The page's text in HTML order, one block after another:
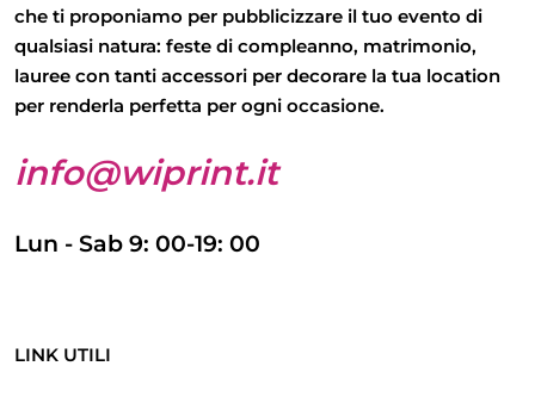
che ti proponiamo per pubblicizzare il tuo evento di
qualsiasi natura: feste di compleanno, matrimonio,
lauree con tanti accessori per decorare la tua location
per renderla perfetta per ogni occasione.
info@wiprint.it
Lun - Sab 9: 00-19: 00
LINK UTILI